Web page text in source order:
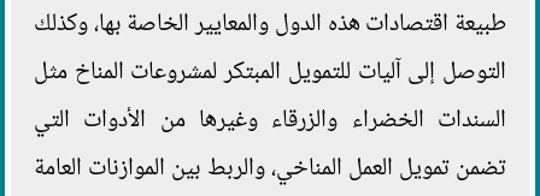
طبيعة اقتصادات هذه الدول والمعايير الخاصة بها، وكذلك
التوصل إلى آليات للتمويل المبتكر لمشروعات المناخ مثل
السندات الخضراء والزرقاء وغيرها من الأدوات التي
تضمن تمويل العمل المناخي، والربط بين الموازنات العامة